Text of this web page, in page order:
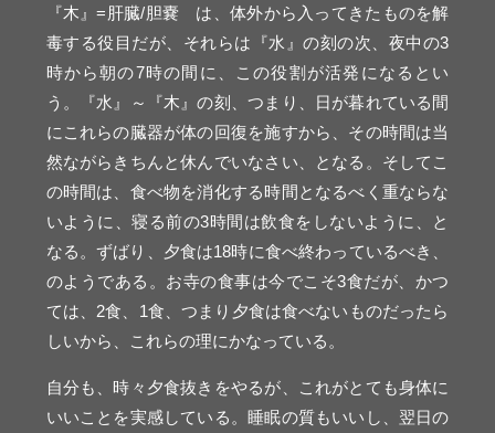
『木』=肝臓/胆嚢 は、体外から入ってきたものを解
毒する役目だが、それらは『水』の刻の次、夜中の3
時から朝の7時の間に、この役割が活発になるとい
う。『水』～『木』の刻、つまり、日が暮れている間
にこれらの臓器が体の回復を施すから、その時間は当
然ながらきちんと休んでいなさい、となる。そしてこ
の時間は、食べ物を消化する時間となるべく重ならな
いように、寝る前の3時間は飲食をしないように、と
なる。ずばり、夕食は18時に食べ終わっているべき、
のようである。お寺の食事は今でこそ3食だが、かつ
ては、2食、1食、つまり夕食は食べないものだったら
しいから、これらの理にかなっている。
自分も、時々夕食抜きをやるが、これがとても身体に
いいことを実感している。睡眠の質もいいし、翌日の